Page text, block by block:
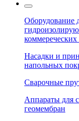
Оборудование
Насадки и
напольных
Сварочные
Аппараты для
геомембран